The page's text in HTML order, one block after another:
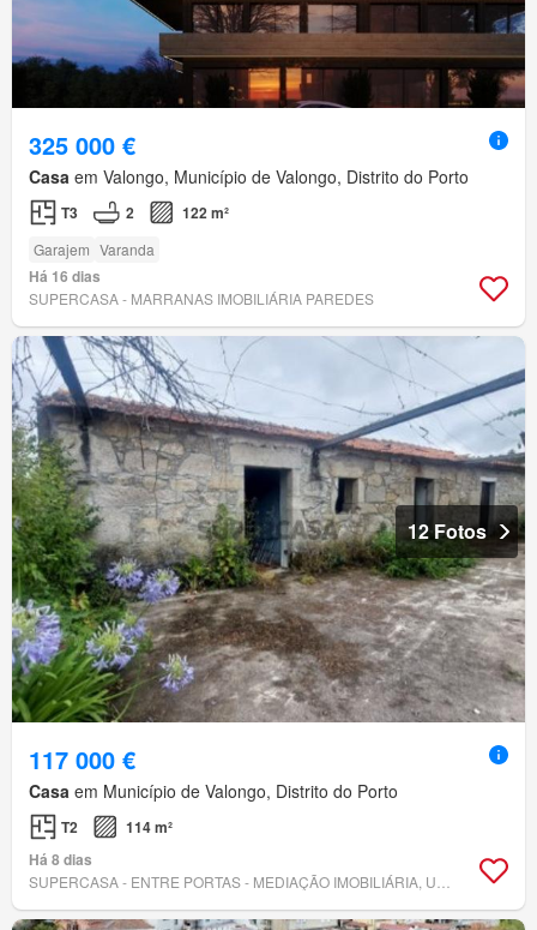
325 000 €
Casa em Valongo, Município de Valongo, Distrito do Porto
T3 2 122 m²
Garajem Varanda
Há 16 dias
SUPERCASA - MARRANAS IMOBILIÁRIA PAREDES
12 Fotos
117 000 €
Casa em Município de Valongo, Distrito do Porto
T2
114 m²
Há 8 dias